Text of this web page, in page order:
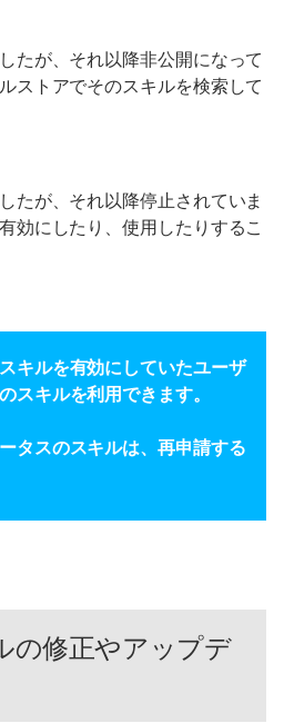
たが、それ以降非公開になって
ストアでそのスキルを検索して
たが、それ以降停止されていま
効にしたり、使用したりするこ
キルを有効にしていたユーザ
スキルを利用できます。
タスのスキルは、再申請する
の修正やアップデ